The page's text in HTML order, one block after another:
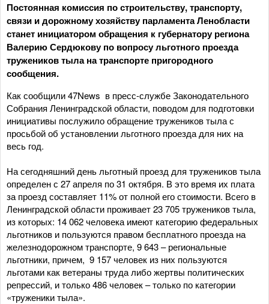
Постоянная комиссия по строительству, транспорту,
связи и дорожному хозяйству парламента Ленобласти
станет инициатором обращения к губернатору региона
Валерию Сердюкову по вопросу льготного проезда
тружеников тыла на транспорте пригородного
сообщения.
Как сообщили 47News в пресс-службе Законодательного
Собрания Ленинградской области, поводом для подготовки
инициативы послужило обращение тружеников тыла с
просьбой об установлении льготного проезда для них на
весь год.
На сегодняшний день льготный проезд для тружеников тыла
определен с 27 апреля по 31 октября. В это время их плата
за проезд составляет 11% от полной его стоимости. Всего в
Ленинградской области проживает 23 705 тружеников тыла,
из которых: 14 062 человека имеют категорию федеральных
льготников и пользуются правом бесплатного проезда на
железнодорожном транспорте, 9 643 – региональные
льготники, причем, 9 157 человек из них пользуются
льготами как ветераны труда либо жертвы политических
репрессий, и только 486 человек – только по категории
«труженики тыла».